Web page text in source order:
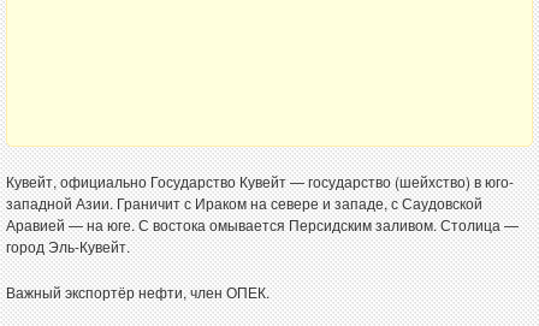
Кувейт, официально Государство Кувейт — государство (шейхство) в юго-
западной Азии. Граничит с Ираком на севере и западе, с Саудовской
Аравией — на юге. С востока омывается Персидским заливом. Столица —
город Эль-Кувейт.
Важный экспортёр нефти, член ОПЕК.